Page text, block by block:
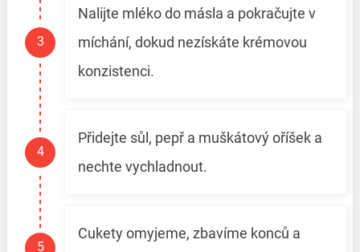
Nalijte mléko do másla a pokračujte v
míchání, dokud nezískáte krémovou
konzistenci.
Přidejte sůl, pepř a muškátový oříšek a
nechte vychladnout.
Cukety omyjeme, zbavíme konců a